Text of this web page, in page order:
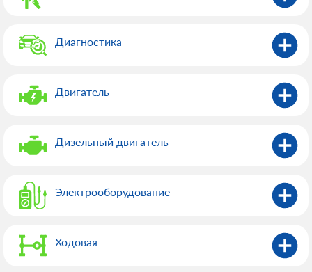
Диагностика
Двигатель
Дизельный двигатель
Электрооборудованиe
Ходовая